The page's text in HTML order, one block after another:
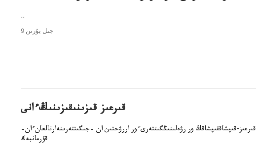
..
9 جىل بۇرىن
قىرعىز قىزىنىقىزىنىڭءانى
قىرعىز-قىپشاققىپشاقڭ ور رۋەلىنىڭگىتتەرىءور اررۋحتىن ان –جىگىتتەرىنەارنالعانءان–
قۇرمانبەك